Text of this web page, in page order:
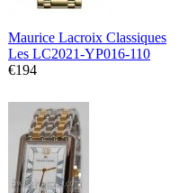
Maurice Lacroix Classiques
Les LC2021-YP016-110
€194